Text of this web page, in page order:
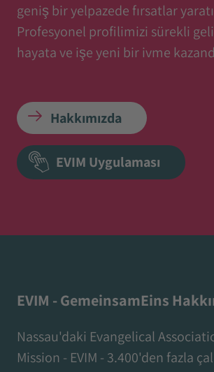
geniş bir yelpazede fırsatlar
Profesyonel profilimizi sürekli
hayata ve işe yeni bir ivme
Hakkımızda
EVIM Uygulaması
EVIM - GemeinsamEins
Nassau'daki Evangelical
Mission - EVIM - 3.400'den fazla